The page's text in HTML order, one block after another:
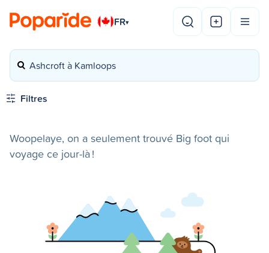
FR▾
Ashcroft à Kamloops
Filtres
Woopelaye, on a seulement trouvé Big foot qui
voyage ce jour-là !